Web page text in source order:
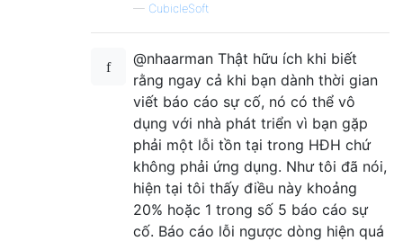
— CubicleSoft
@nhaarman Thật hữu ích khi biết
rằng ngay cả khi bạn dành thời gian
viết báo cáo sự cố, nó có thể vô
dụng với nhà phát triển vì bạn gặp
phải một lỗi tồn tại trong HĐH chứ
không phải ứng dụng. Như tôi đã nói,
hiện tại tôi thấy điều này khoảng
20% ​​hoặc 1 trong số 5 báo cáo sự
cố. Báo cáo lỗi ngược dòng hiện quá